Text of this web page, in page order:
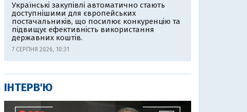
Українські закупівлі автоматично стають
доступнішими для європейських
постачальників, що посилює конкуренцію та
підвищує ефективність використання
державних коштів.
7 СЕРПНЯ 2026, 10:31
ІНТЕРВ'Ю